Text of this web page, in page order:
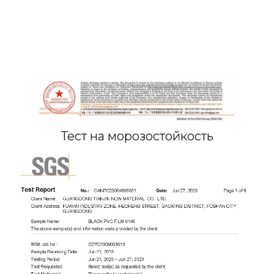
Тест на морозостойкость